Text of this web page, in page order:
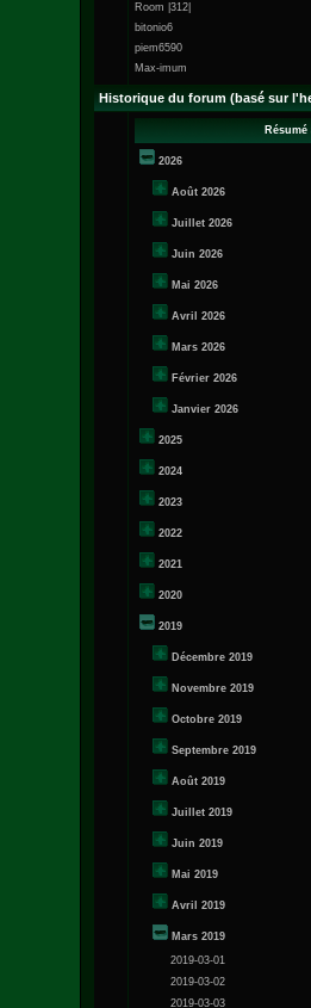
Room |312|
bitonio6
piem6590
Max-imum
Historique du forum (basé sur
Résumé
2026
Août 2026
Juillet 2026
Juin 2026
Mai 2026
Avril 2026
Mars 2026
Février 2026
Janvier 2026
2025
2024
2023
2022
2021
2020
2019
Décembre 2019
Novembre 2019
Octobre 2019
Septembre 2019
Août 2019
Juillet 2019
Juin 2019
Mai 2019
Avril 2019
Mars 2019
2019-03-01
2019-03-02
2019-03-03